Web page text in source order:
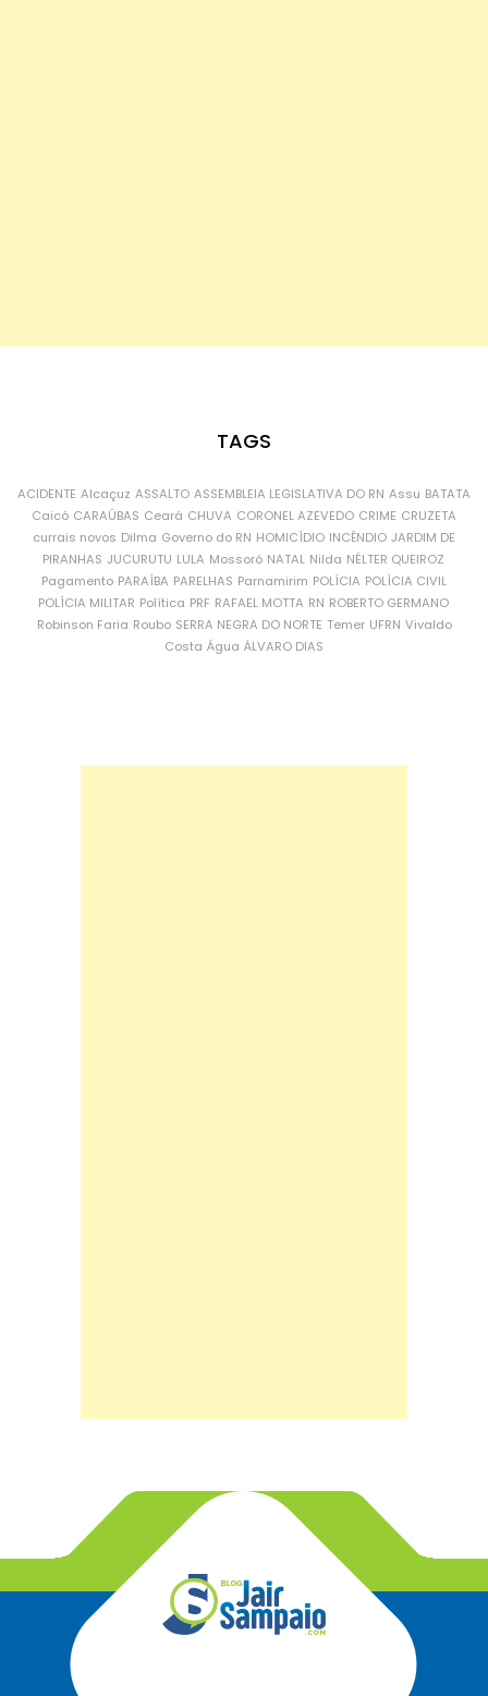
TAGS
ACIDENTE Alcaçuz ASSALTO ASSEMBLEIA LEGISLATIVA DO RN Assu BATATA
Caicó CARAÚBAS Ceará CHUVA CORONEL AZEVEDO CRIME CRUZETA
currais novos Dilma Governo do RN HOMICÍDIO INCÊNDIO JARDIM DE
PIRANHAS JUCURUTU LULA Mossoró NATAL Nilda NÉLTER QUEIROZ
Pagamento PARAÍBA PARELHAS Parnamirim POLÍCIA POLÍCIA CIVIL
POLÍCIA MILITAR Política PRF RAFAEL MOTTA RN ROBERTO GERMANO
Robinson Faria Roubo SERRA NEGRA DO NORTE Temer UFRN Vivaldo
Costa Água ÁLVARO DIAS